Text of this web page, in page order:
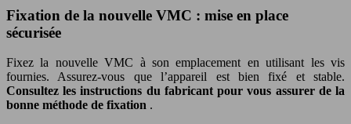
Fixation de la nouvelle VMC : mise en place
sécurisée
Fixez la nouvelle VMC à son emplacement en utilisant les vis
fournies. Assurez-vous que l’appareil est bien fixé et stable.
Consultez les instructions du fabricant pour vous assurer de la
bonne méthode de fixation .